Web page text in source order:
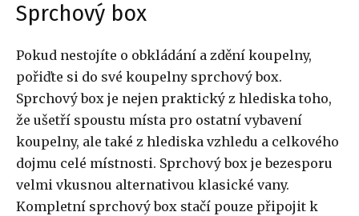
Sprchový box
Pokud nestojíte o obkládání a zdění koupelny,
pořiďte si do své koupelny sprchový box.
Sprchový box je nejen praktický z hlediska toho,
že ušetří spoustu místa pro ostatní vybavení
koupelny, ale také z hlediska vzhledu a celkového
dojmu celé místnosti. Sprchový box je bezesporu
velmi vkusnou alternativou klasické vany.
Kompletní sprchový box stačí pouze připojit k